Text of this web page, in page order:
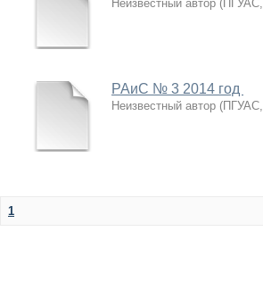
Неизвестный автор (ПГУАС,
РАиС № 3 2014 год
Неизвестный автор (ПГУАС,
1